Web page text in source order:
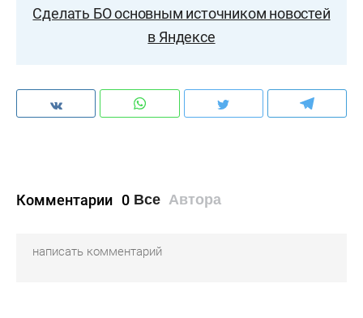
Сделать БО основным источником новостей
в Яндексе
Комментарии 0 Все Автора